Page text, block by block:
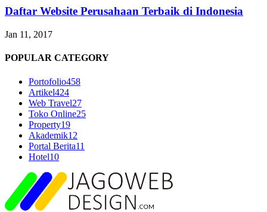
Daftar Website Perusahaan Terbaik di Indonesia
Jan 11, 2017
POPULAR CATEGORY
Portofolio458
Artikel424
Web Travel27
Toko Online25
Property19
Akademik12
Portal Berita11
Hotel10